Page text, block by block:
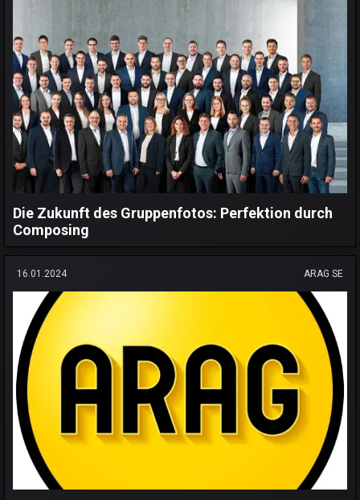
Die Zukunft des Gruppenfotos: Perfektion durch
Composing
16.01.2024 ARAG SE